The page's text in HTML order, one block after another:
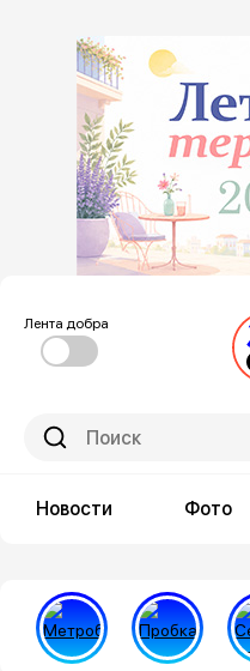
Лента добра
Новости Фото